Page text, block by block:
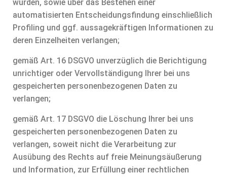
wurden, sowie über das Bestehen einer
automatisierten Entscheidungsfindung einschließlich
Profiling und ggf. aussagekräftigen Informationen zu
deren Einzelheiten verlangen;
gemäß Art. 16 DSGVO unverzüglich die Berichtigung
unrichtiger oder Vervollständigung Ihrer bei uns
gespeicherten personenbezogenen Daten zu
verlangen;
gemäß Art. 17 DSGVO die Löschung Ihrer bei uns
gespeicherten personenbezogenen Daten zu
verlangen, soweit nicht die Verarbeitung zur
Ausübung des Rechts auf freie Meinungsäußerung
und Information, zur Erfüllung einer rechtlichen